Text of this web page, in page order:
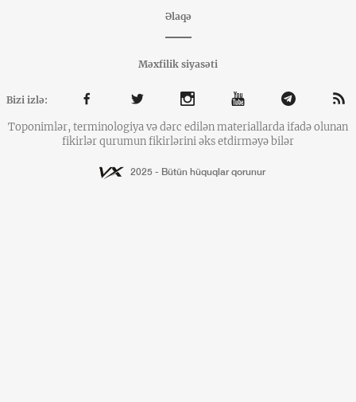
Əlaqə
Məxfilik siyasəti
Bizi izlə:
Toponimlər, terminologiya və dərc edilən materiallarda ifadə olunan
fikirlər qurumun fikirlərini əks etdirməyə bilər
2025 - Bütün hüquqlar qorunur